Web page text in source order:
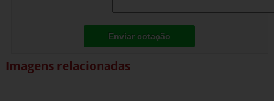
Enviar cotação
Imagens relacionadas